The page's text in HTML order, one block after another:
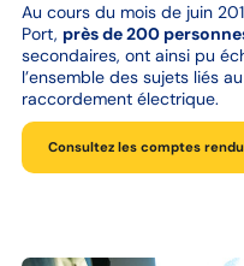
Au cours du mois de juin
Port, près de 200
secondaires, ont ainsi pu
l’ensemble des sujets liés
raccordement électrique.
Consultez les comptes